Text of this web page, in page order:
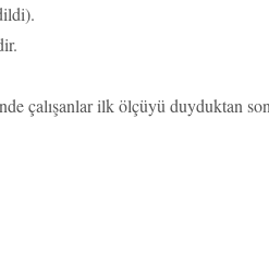
çalışanlar ilk ölçüyü duyduktan